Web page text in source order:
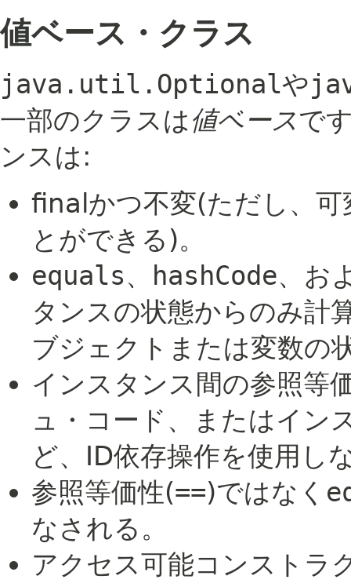
値ベース・クラス
java.util.Optionalや
一部のクラスは値ベースで
ンスは:
finalかつ不変(ただし、
とができる)。
equals、 hashCode、お
タンスの状態からのみ計
ブジェクトまたは変数の
インスタンス間の参照等
ュ・コード、またはイン
ど、ID依存操作を使用し
参照等価性(==)ではなく
なされる。
アクセス可能コンストラ